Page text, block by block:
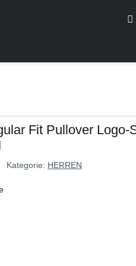
Fit Pullover Logo-
Kategorie: HERREN